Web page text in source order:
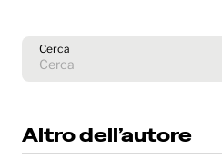
Cerca
Altro dell’autore